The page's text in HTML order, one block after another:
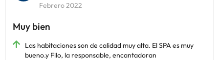
Febrero 2022
Muy bien
Las habitaciones son de calidad muy alta. El SPA es muy
bueno.y Filo, la responsable, encantadoran